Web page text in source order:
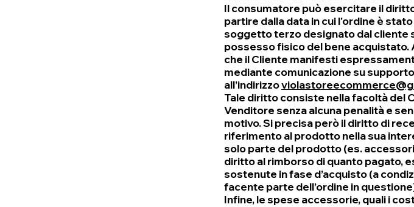
Il consumatore può esercitare il
partire dalla data in cui l'ordine è
soggetto terzo designato dal cliente
possesso fisico del bene
che il Cliente manifesti
mediante comunicazione su
all’indirizzo
Tale diritto consiste nella facoltà del
Venditore senza alcuna penalità e
motivo. Si precisa però il diritto di
riferimento al prodotto nella sua
solo parte del prodotto (es.
diritto al rimborso di quanto pagato,
sostenute in fase d’acquisto (a
facente parte dell’ordine in
Infine, le spese accessorie, quali i